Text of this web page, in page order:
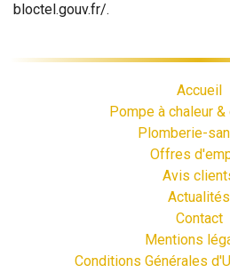
bloctel.gouv.fr/.
Accueil
Pompe à chaleur &
Plomberie-
Offres
Avis
Actualités
Contact
Mentions
Conditions Générales